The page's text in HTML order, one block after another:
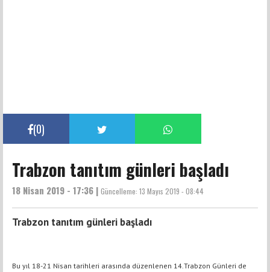
(0)
Trabzon tanıtım günleri başladı
18 Nisan 2019 - 17:36 | Güncelleme: 13 Mayıs 2019 - 08:44
Trabzon tanıtım günleri başladı
Bu yıl 18-21 Nisan tarihleri arasında düzenlenen 14.Trabzon Günleri de